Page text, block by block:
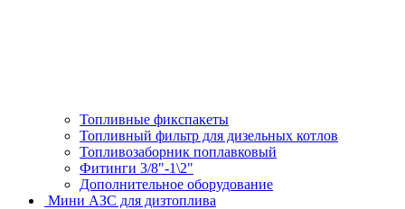
Топливные фикспакеты
Топливный фильтр для дизельных котлов
Топливозаборник поплавковый
Фитинги 3/8"-1\2"
Дополнительное оборудование
Мини АЗС для дизтоплива